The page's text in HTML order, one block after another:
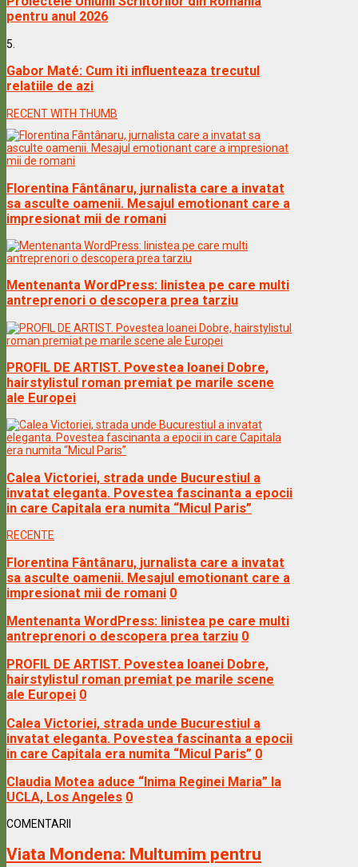
pentru anul 2026
5.
Gabor Maté: Cum iti influenteaza trecutul
relatiile de azi
RECENT WITH THUMB
Florentina Fântânaru, jurnalista care a invatat
sa asculte oamenii. Mesajul emotionant care a
impresionat mii de romani
Mentenanta WordPress: linistea pe care multi
antreprenori o descopera prea tarziu
PROFIL DE ARTIST. Povestea Ioanei Dobre,
hairstylistul roman premiat pe marile scene
ale Europei
Calea Victoriei, strada unde Bucurestiul a
invatat eleganta. Povestea fascinanta a epocii
in care Capitala era numita “Micul Paris”
RECENTE
Florentina Fântânaru, jurnalista care a invatat
sa asculte oamenii. Mesajul emotionant care a
impresionat mii de romani 0
Mentenanta WordPress: linistea pe care multi
antreprenori o descopera prea tarziu 0
PROFIL DE ARTIST. Povestea Ioanei Dobre,
hairstylistul roman premiat pe marile scene
ale Europei 0
Calea Victoriei, strada unde Bucurestiul a
invatat eleganta. Povestea fascinanta a epocii
in care Capitala era numita “Micul Paris” 0
Claudia Motea aduce “Inima Reginei Maria” la
UCLA, Los Angeles 0
COMENTARII
Viata Mondena: Multumim pentru